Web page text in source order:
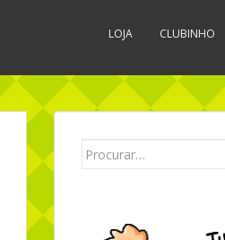
LOJA CLUBINHO
Search for: